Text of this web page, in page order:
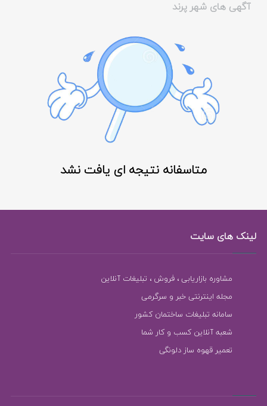
آگهی های شهر پرند
متاسفانه نتیجه ای یافت نشد
لینک های سایت
مشاوره بازاریابی ، فروش ، تبلیغات آنلاین
مجله اینترنتی خبر و سرگرمی
سامانه تبلیغات ساختمان کشور
شعبه آنلاین کسب و کار شما
تعمیر قهوه ساز دلونگی